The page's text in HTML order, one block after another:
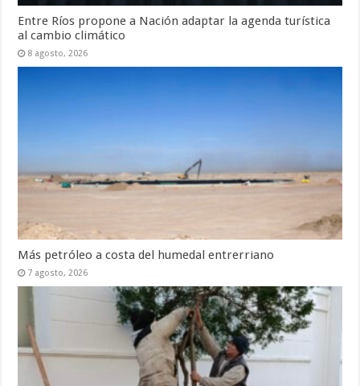
Entre Ríos propone a Nación adaptar la agenda turística
al cambio climático
8 agosto, 2026
Más petróleo a costa del humedal entrerriano
7 agosto, 2026